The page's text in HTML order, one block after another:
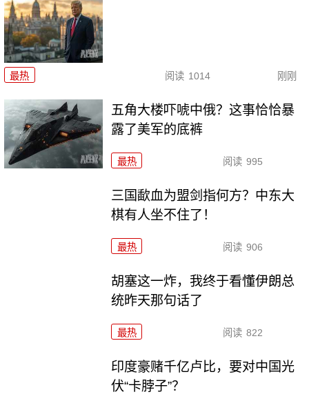
最热 阅读 1014 刚刚
五角大楼吓唬中俄？这事恰恰暴
露了美军的底裤
最热 阅读 995
三国歃血为盟剑指何方？中东大
棋有人坐不住了！
最热 阅读 906
胡塞这一炸，我终于看懂伊朗总
统昨天那句话了
最热 阅读 822
印度豪赌千亿卢比，要对中国光
伏“卡脖子”？